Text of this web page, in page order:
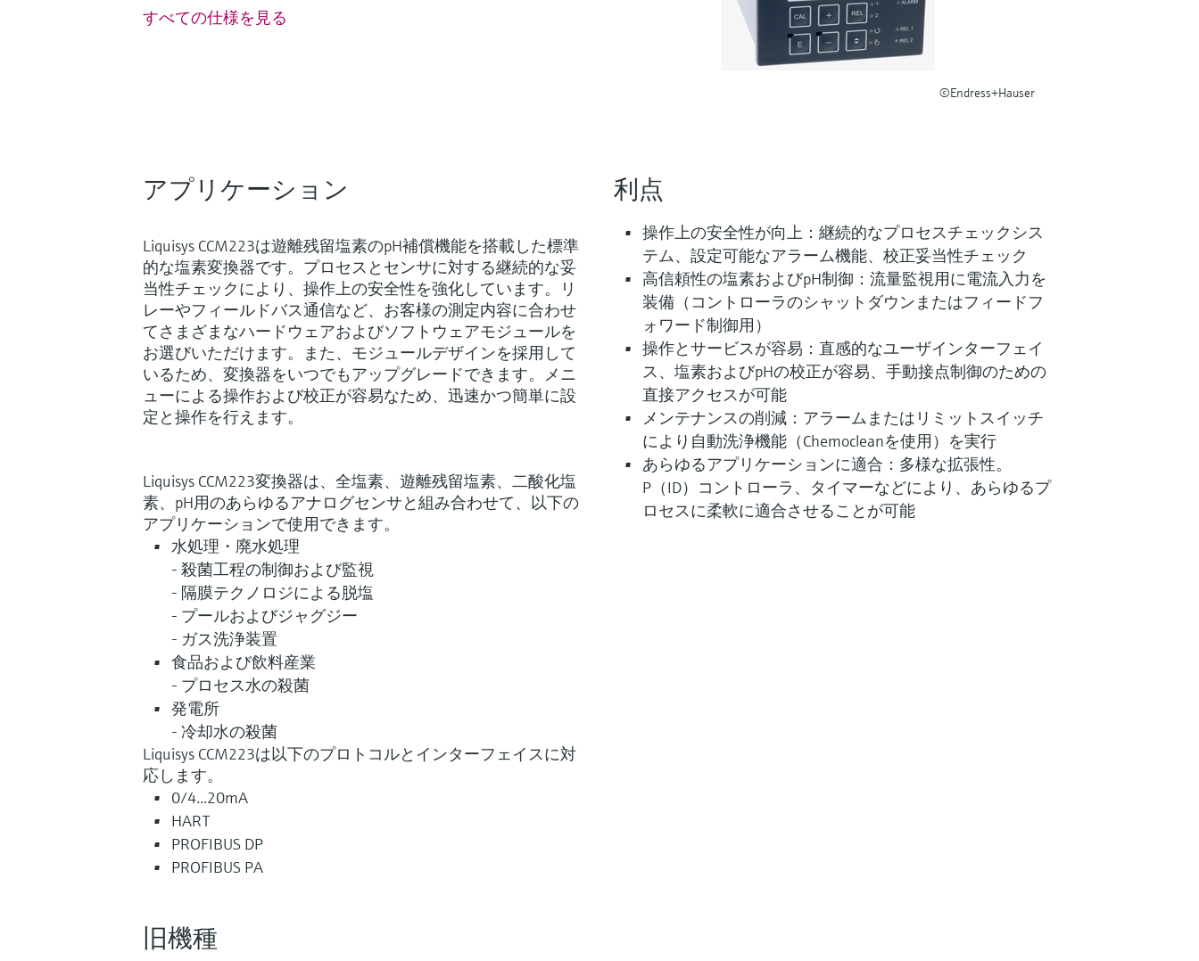
©Endress+Hauser
すべての仕様を見る
アプリケーション
Liquisys CCM223は遊離残留塩素のpH補償機能を搭載した標準
的な塩素変換器です。プロセスとセンサに対する継続的な妥
当性チェックにより、操作上の安全性を強化しています。リ
レーやフィールドバス通信など、お客様の測定内容に合わせ
てさまざまなハードウェアおよびソフトウェアモジュールを
お選びいただけます。また、モジュールデザインを採用して
いるため、変換器をいつでもアップグレードできます。メニ
ューによる操作および校正が容易なため、迅速かつ簡単に設
定と操作を行えます。
Liquisys CCM223変換器は、全塩素、遊離残留塩素、二酸化塩
素、pH用のあらゆるアナログセンサと組み合わせて、以下の
アプリケーションで使用できます。
水処理・廃水処理
- 殺菌工程の制御および監視
- 隔膜テクノロジによる脱塩
- プールおよびジャグジー
- ガス洗浄装置
食品および飲料産業
- プロセス水の殺菌
発電所
- 冷却水の殺菌
Liquisys CCM223は以下のプロトコルとインターフェイスに対
応します。
0/4...20mA
HART
PROFIBUS DP
PROFIBUS PA
利点
操作上の安全性が向上：継続的なプロセスチェックシス
テム、設定可能なアラーム機能、校正妥当性チェック
高信頼性の塩素およびpH制御：流量監視用に電流入力を
装備（コントローラのシャットダウンまたはフィードフ
ォワード制御用）
操作とサービスが容易：直感的なユーザインターフェイ
ス、塩素およびpHの校正が容易、手動接点制御のための
直接アクセスが可能
メンテナンスの削減：アラームまたはリミットスイッチ
により自動洗浄機能（Chemocleanを使用）を実行
あらゆるアプリケーションに適合：多様な拡張性。
P（ID）コントローラ、タイマーなどにより、あらゆるプ
ロセスに柔軟に適合させることが可能
旧機種